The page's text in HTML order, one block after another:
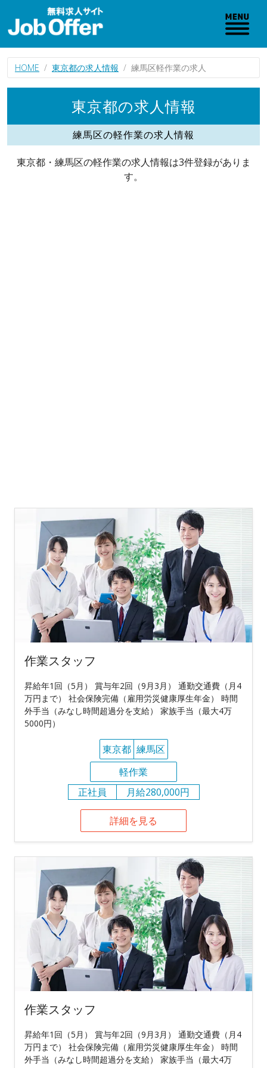
HOME 東京都の求人情報 練馬区軽作業の求人
東京都の求人情報
練馬区の軽作業の求人情報
東京都・練馬区の軽作業の求人情報は3件登録がありま
す。
作業スタッフ
昇給年1回（5月） 賞与年2回（9月3月） 通勤交通費（月4
万円まで） 社会保険完備（雇用労災健康厚生年金） 時間
外手当（みなし時間超過分を支給） 家族手当（最大4万
5000円）
東京都 練馬区
軽作業
正社員
月給280,000円
詳細を見る
作業スタッフ
昇給年1回（5月） 賞与年2回（9月3月） 通勤交通費（月4
万円まで） 社会保険完備（雇用労災健康厚生年金） 時間
外手当（みなし時間超過分を支給） 家族手当（最大4万